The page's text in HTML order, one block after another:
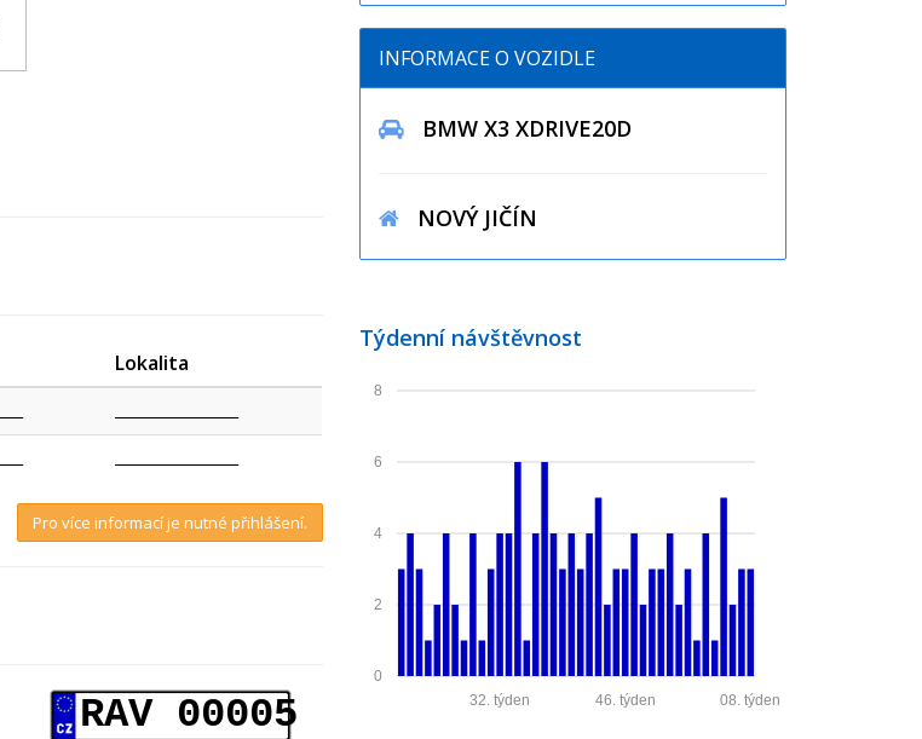
Lokalita
Pro více informací je nutné přihlášení.
RAV 00005
INFORMACE O VOZIDLE
BMW X3 XDRIVE20D
NOVÝ JIČÍN
Týdenní návštěvnost
0
2
4
6
8
08. týden
46. týden
32. týden